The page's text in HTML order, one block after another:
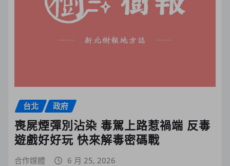
台北 政府
喪屍煙彈別沾染 毒駕上路惹禍端 反毒
遊戲好好玩 快來解毒密碼戰
合作媒體 6 月 25, 2026